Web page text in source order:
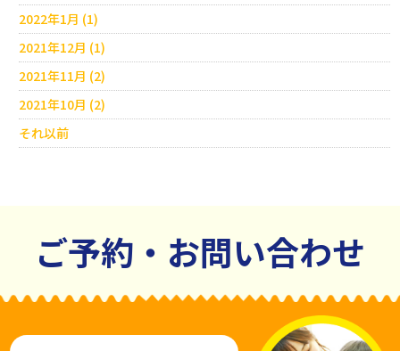
2022年1月 (1)
2021年12月 (1)
2021年11月 (2)
2021年10月 (2)
それ以前
ご予約・お問い合わせ